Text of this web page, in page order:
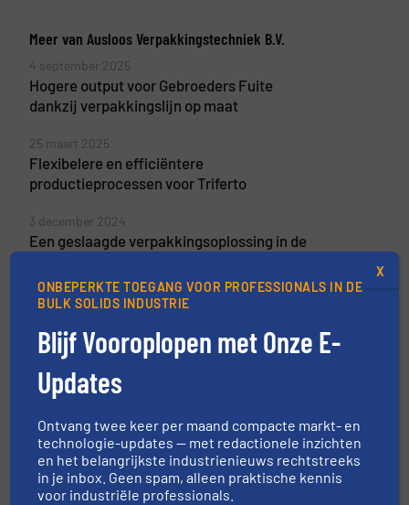
Meer van Ausloos Verpakkingstechniek B.V.
4 september 2025
Hogere output voor Gebroeders Fuite
dankzij verpakkingslijn op maat
25 maart 2025
Flexibelere en efficiëntere
productieprocessen voor Triferto
3 december 2024
Een geslaagde verpakkingsoplossing in de
23 juli 2024
contaminatie uitsluit voor Holland Colors
Gerelateerde berichten
Foeth lanceert nieuwe
merkidentiteit en introduceert
nieuwe CEO Michiel Schreurs.
ONBEPERKTE TOEGANG VOOR PROFESSIONALS IN DE
BULK SOLIDS INDUSTRIE
Blijf Vooroplopen met Onze E-
Updates
Ontvang twee keer per maand compacte markt- en
technologie-updates — met redactionele inzichten
en het belangrijkste industrienieuws rechtstreeks
in je inbox. Geen spam, alleen praktische kennis
voor industriële professionals.
X